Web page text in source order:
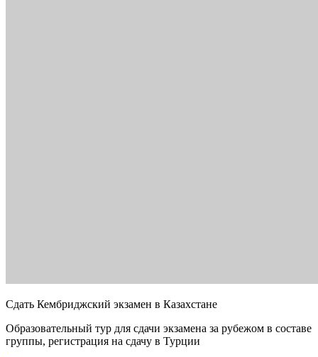
Сдать Кембриджский экзамен в Казахстане
Образовательный тур для сдачи экзамена за рубежом в составе
группы, регистрация на сдачу в Турции